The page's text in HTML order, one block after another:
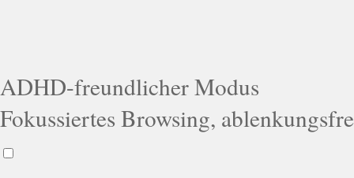
ADHD-freundlicher Modus
Fokussiertes Browsing,